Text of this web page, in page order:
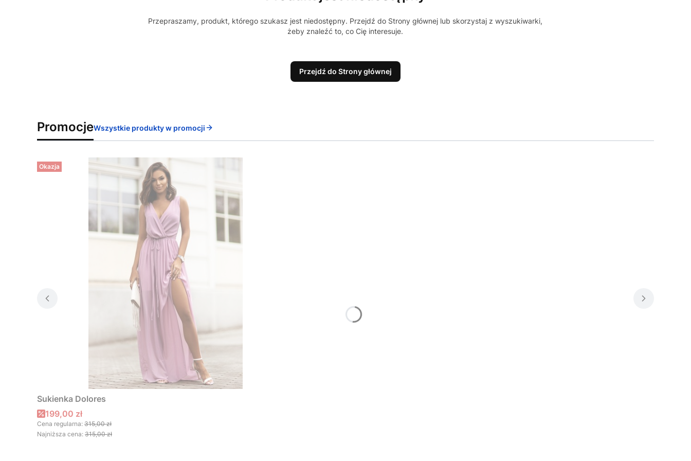
Przepraszamy, produkt, którego szukasz jest niedostępny. Przejdź do Strony głównej lub skorzystaj z wyszukiwarki,
żeby znaleźć to, co Cię interesuje.
Przejdź do Strony głównej
PromocjeWszystkie produkty w promocji
Okazja
Sukienka Dolores
Cena promocyjna
199,00 zł
Cena regularna: 315,00 zł
Najniższa cena: 315,00 zł